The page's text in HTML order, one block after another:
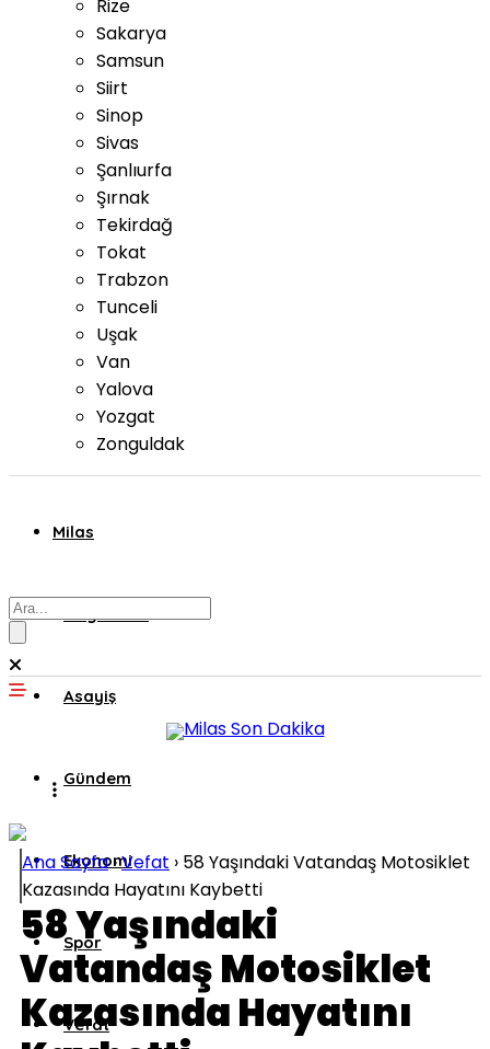
Rize
Sakarya
Samsun
Siirt
Sinop
Sivas
Şanlıurfa
Şırnak
Tekirdağ
Tokat
Trabzon
Tunceli
Uşak
Van
Yalova
Yozgat
Zonguldak
Milas
Muğla’dan
Asayiş
Gündem
Ekonomi
Spor
Vefat
Ana Sayfa›Vefat › 58 Yaşındaki Vatandaş Motosiklet
Kazasında Hayatını Kaybetti
58 Yaşındaki
Vatandaş Motosiklet
Kazasında Hayatını